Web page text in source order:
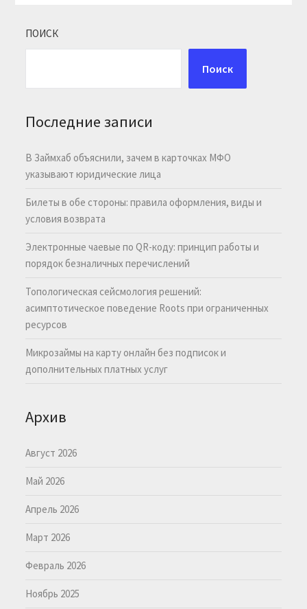
ПОИСК
Поиск
Последние записи
В Займхаб объяснили, зачем в карточках МФО
указывают юридические лица
Билеты в обе стороны: правила оформления, виды и
условия возврата
Электронные чаевые по QR-коду: принцип работы и
порядок безналичных перечислений
Топологическая сейсмология решений:
асимптотическое поведение Roots при ограниченных
ресурсов
Микрозаймы на карту онлайн без подписок и
дополнительных платных услуг
Архив
Август 2026
Май 2026
Апрель 2026
Март 2026
Февраль 2026
Ноябрь 2025